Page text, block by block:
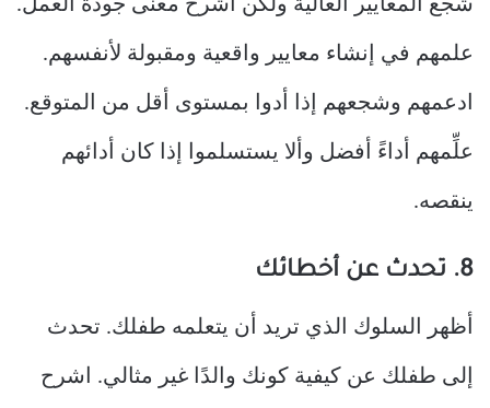
شجع المعايير العالية ولكن اشرح معنى جودة العمل.
علمهم في إنشاء معايير واقعية ومقبولة لأنفسهم.
ادعمهم وشجعهم إذا أدوا بمستوى أقل من المتوقع.
علِّمهم أداءً أفضل وألا يستسلموا إذا كان أدائهم
ينقصه.
8. تحدث عن أخطائك
أظهر السلوك الذي تريد أن يتعلمه طفلك. تحدث
إلى طفلك عن كيفية كونك والدًا غير مثالي. اشرح